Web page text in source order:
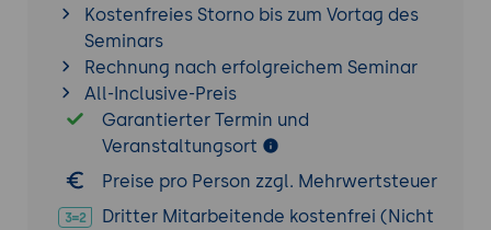
Kostenfreies Storno bis zum Vortag des
Seminars
Rechnung nach erfolgreichem Seminar
All-Inclusive-Preis
Garantierter Termin und
Veranstaltungsort
Preise pro Person zzgl. Mehrwertsteuer
Dritter Mitarbeitende kostenfrei (Nicht